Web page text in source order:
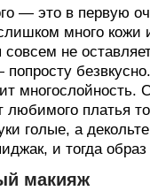
— это в первую
много кожи
совсем не
многослойность.
любимого платья
голые, а
и тогда образ
макияж